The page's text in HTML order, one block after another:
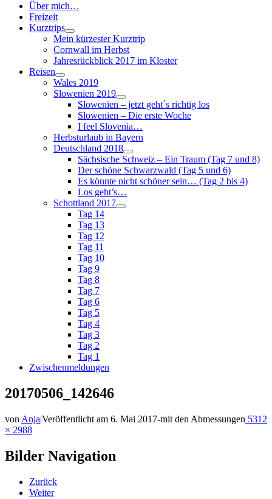
Über mich…
Freizeit
Kurztrips
Mein kürzester Kurztrip
Cornwall im Herbst
Jahresrückblick 2017 im Kloster
Reisen
Wales 2019
Slowenien 2019
Slowenien – jetzt geht´s richtig los
Slowenien – Die erste Woche
I feel Slovenia…
Herbsturlaub in Bayern
Deutschland 2018
Sächsische Schweiz – Ein Traum (Tag 7 und 8)
Der schöne Schwarzwald (Tag 5 und 6)
Es könnte nicht schöner sein… (Tag 2 bis 4)
Los geht’s…
Schottland 2017
Tag 14
Tag 13
Tag 12
Tag 11
Tag 10
Tag 9
Tag 8
Tag 7
Tag 6
Tag 5
Tag 4
Tag 3
Tag 2
Tag 1
Zwischenmeldungen
20170506_142646
von Anja|Veröffentlicht am 6. Mai 2017-mit den Abmessungen 5312
× 2988
Bilder Navigation
Zurück
Weiter